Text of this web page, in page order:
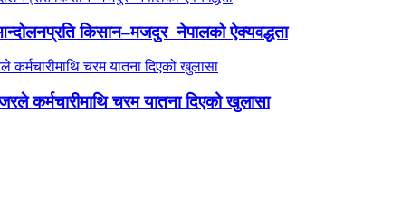
किसान–मजदुर नेपालको ऐक्यवद्धता
कर्मचारीमाथि चरम यातना दिएको खुलासा